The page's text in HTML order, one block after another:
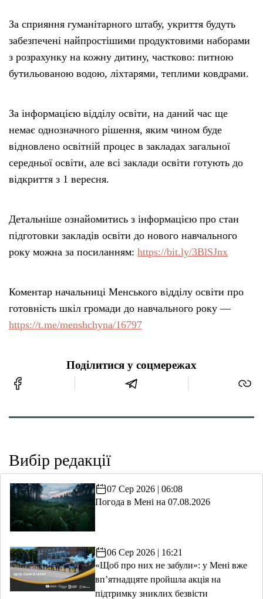
За сприяння гуманітарного штабу, укриття будуть
забезпечені найпростішими продуктовими наборами
з розрахунку на кожну дитину, частково: питною
бутильованою водою, ліхтарями, теплими ковдрами.
За інформацією відділу освіти, на даний час ще
немає однозначного рішення, яким чином буде
відновлено освітній процес в закладах загальної
середньої освіти, але всі заклади освіти готують до
відкриття з 1 вересня.
Детальніше ознайомитись з інформацією про стан
підготовки закладів освіти до нового навчального
року можна за посиланням: https://bit.ly/3BlSJnx
Коментар начальниці Менського відділу освіти про
готовність шкіл громади до навчального року —
https://t.me/menshchyna/16797
Поділитися у соцмережах
Вибір редакції
07 Сер 2026 | 06:08
Погода в Мені на 07.08.2026
06 Сер 2026 | 16:21
«Щоб про них не забули»: у Мені вже
вп’ятнадцяте пройшла акція на
підтримку зниклих безвісти